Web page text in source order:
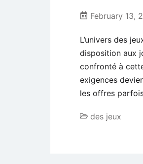
February 13,
L’univers des
disposition aux
confronté à
exigences
les offres
des jeux